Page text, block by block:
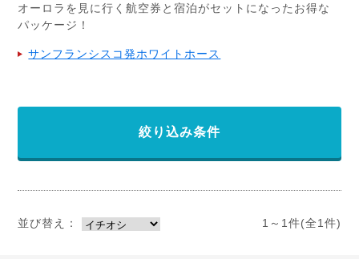
オーロラを見に行く航空券と宿泊がセットになったお得な
パッケージ！
サンフランシスコ発ホワイトホース
絞り込み条件
並び替え： 1～1件(全1件)